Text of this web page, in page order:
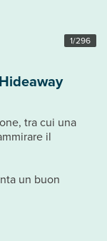
1/296
tra cui una
il
un buon